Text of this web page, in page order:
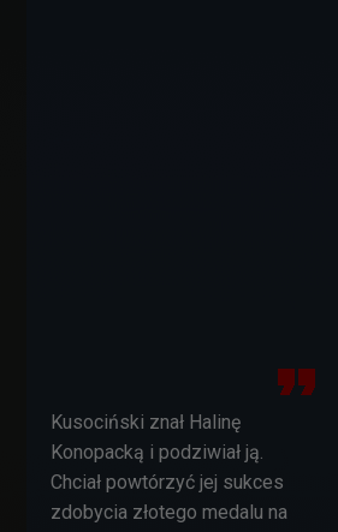
Kusociński znał Halinę
Konopacką i podziwiał ją.
Chciał powtórzyć jej sukces
zdobycia złotego medalu na